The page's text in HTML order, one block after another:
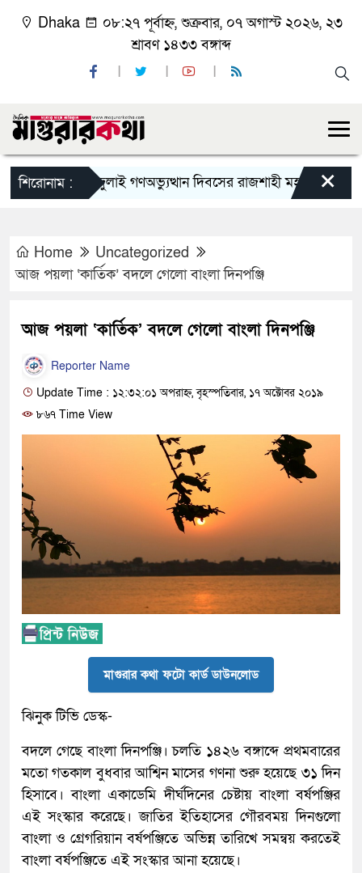
Dhaka
০৮:২৭ পূর্বাহ্ন, শুক্রবার, ০৭ অগাস্ট ২০২৬, ২৩
শ্রাবণ ১৪৩৩ বঙ্গাব্দ
শিরোনাম :জুলাই গণঅভ্যুত্থান দিবসের রাজশাহী মহানগর বিএনপির
×
Home
Uncategorized
আজ পয়লা ‘কার্তিক’ বদলে গেলো বাংলা দিনপঞ্জি
আজ পয়লা ‘কার্তিক’ বদলে গেলো বাংলা দিনপঞ্জি
Reporter Name
Update Time : ১২:৩২:০১ অপরাহ্ন, বৃহস্পতিবার, ১৭ অক্টোবর ২০১৯
৮৬৭ Time View
মাগুরার কথা ফটো কার্ড ডাউনলোড
ঝিনুক টিভি ডেস্ক-
বদলে গেছে বাংলা দিনপঞ্জি। চলতি ১৪২৬ বঙ্গাব্দে প্রথমবারের
মতো গতকাল বুধবার আশ্বিন মাসের গণনা শুরু হয়েছে ৩১ দিন
হিসাবে। বাংলা একাডেমি দীর্ঘদিনের চেষ্টায় বাংলা বর্ষপঞ্জির
এই সংস্কার করেছে। জাতির ইতিহাসের গৌরবময় দিনগুলো
বাংলা ও গ্রেগরিয়ান বর্ষপঞ্জিতে অভিন্ন তারিখে সমন্বয় করতেই
বাংলা বর্ষপঞ্জিতে এই সংস্কার আনা হয়েছে।